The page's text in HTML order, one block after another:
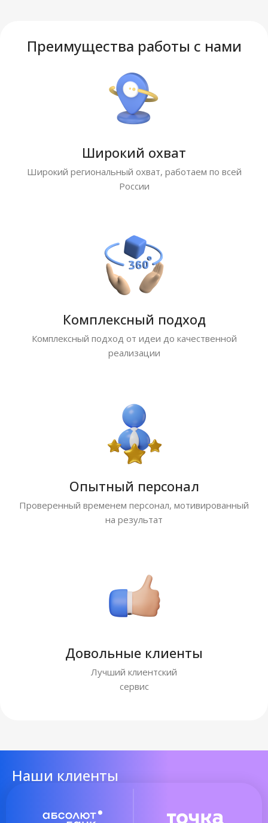
Преимущества работы с нами
Широкий охват
Широкий региональный охват, работаем по всей
России
Комплексный подход
Комплексный подход от идеи до качественной
реализации
Опытный персонал
Проверенный временем персонал, мотивированный
на результат
Довольные клиенты
Лучший клиентский
сервис
Наши клиенты